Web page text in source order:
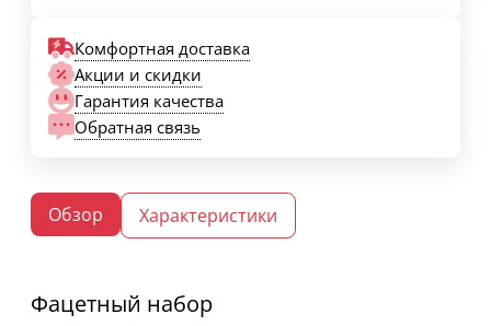
Комфортная доставка
Акции и скидки
Гарантия качества
Обратная связь
Обзор Характеристики
Фацетный набор